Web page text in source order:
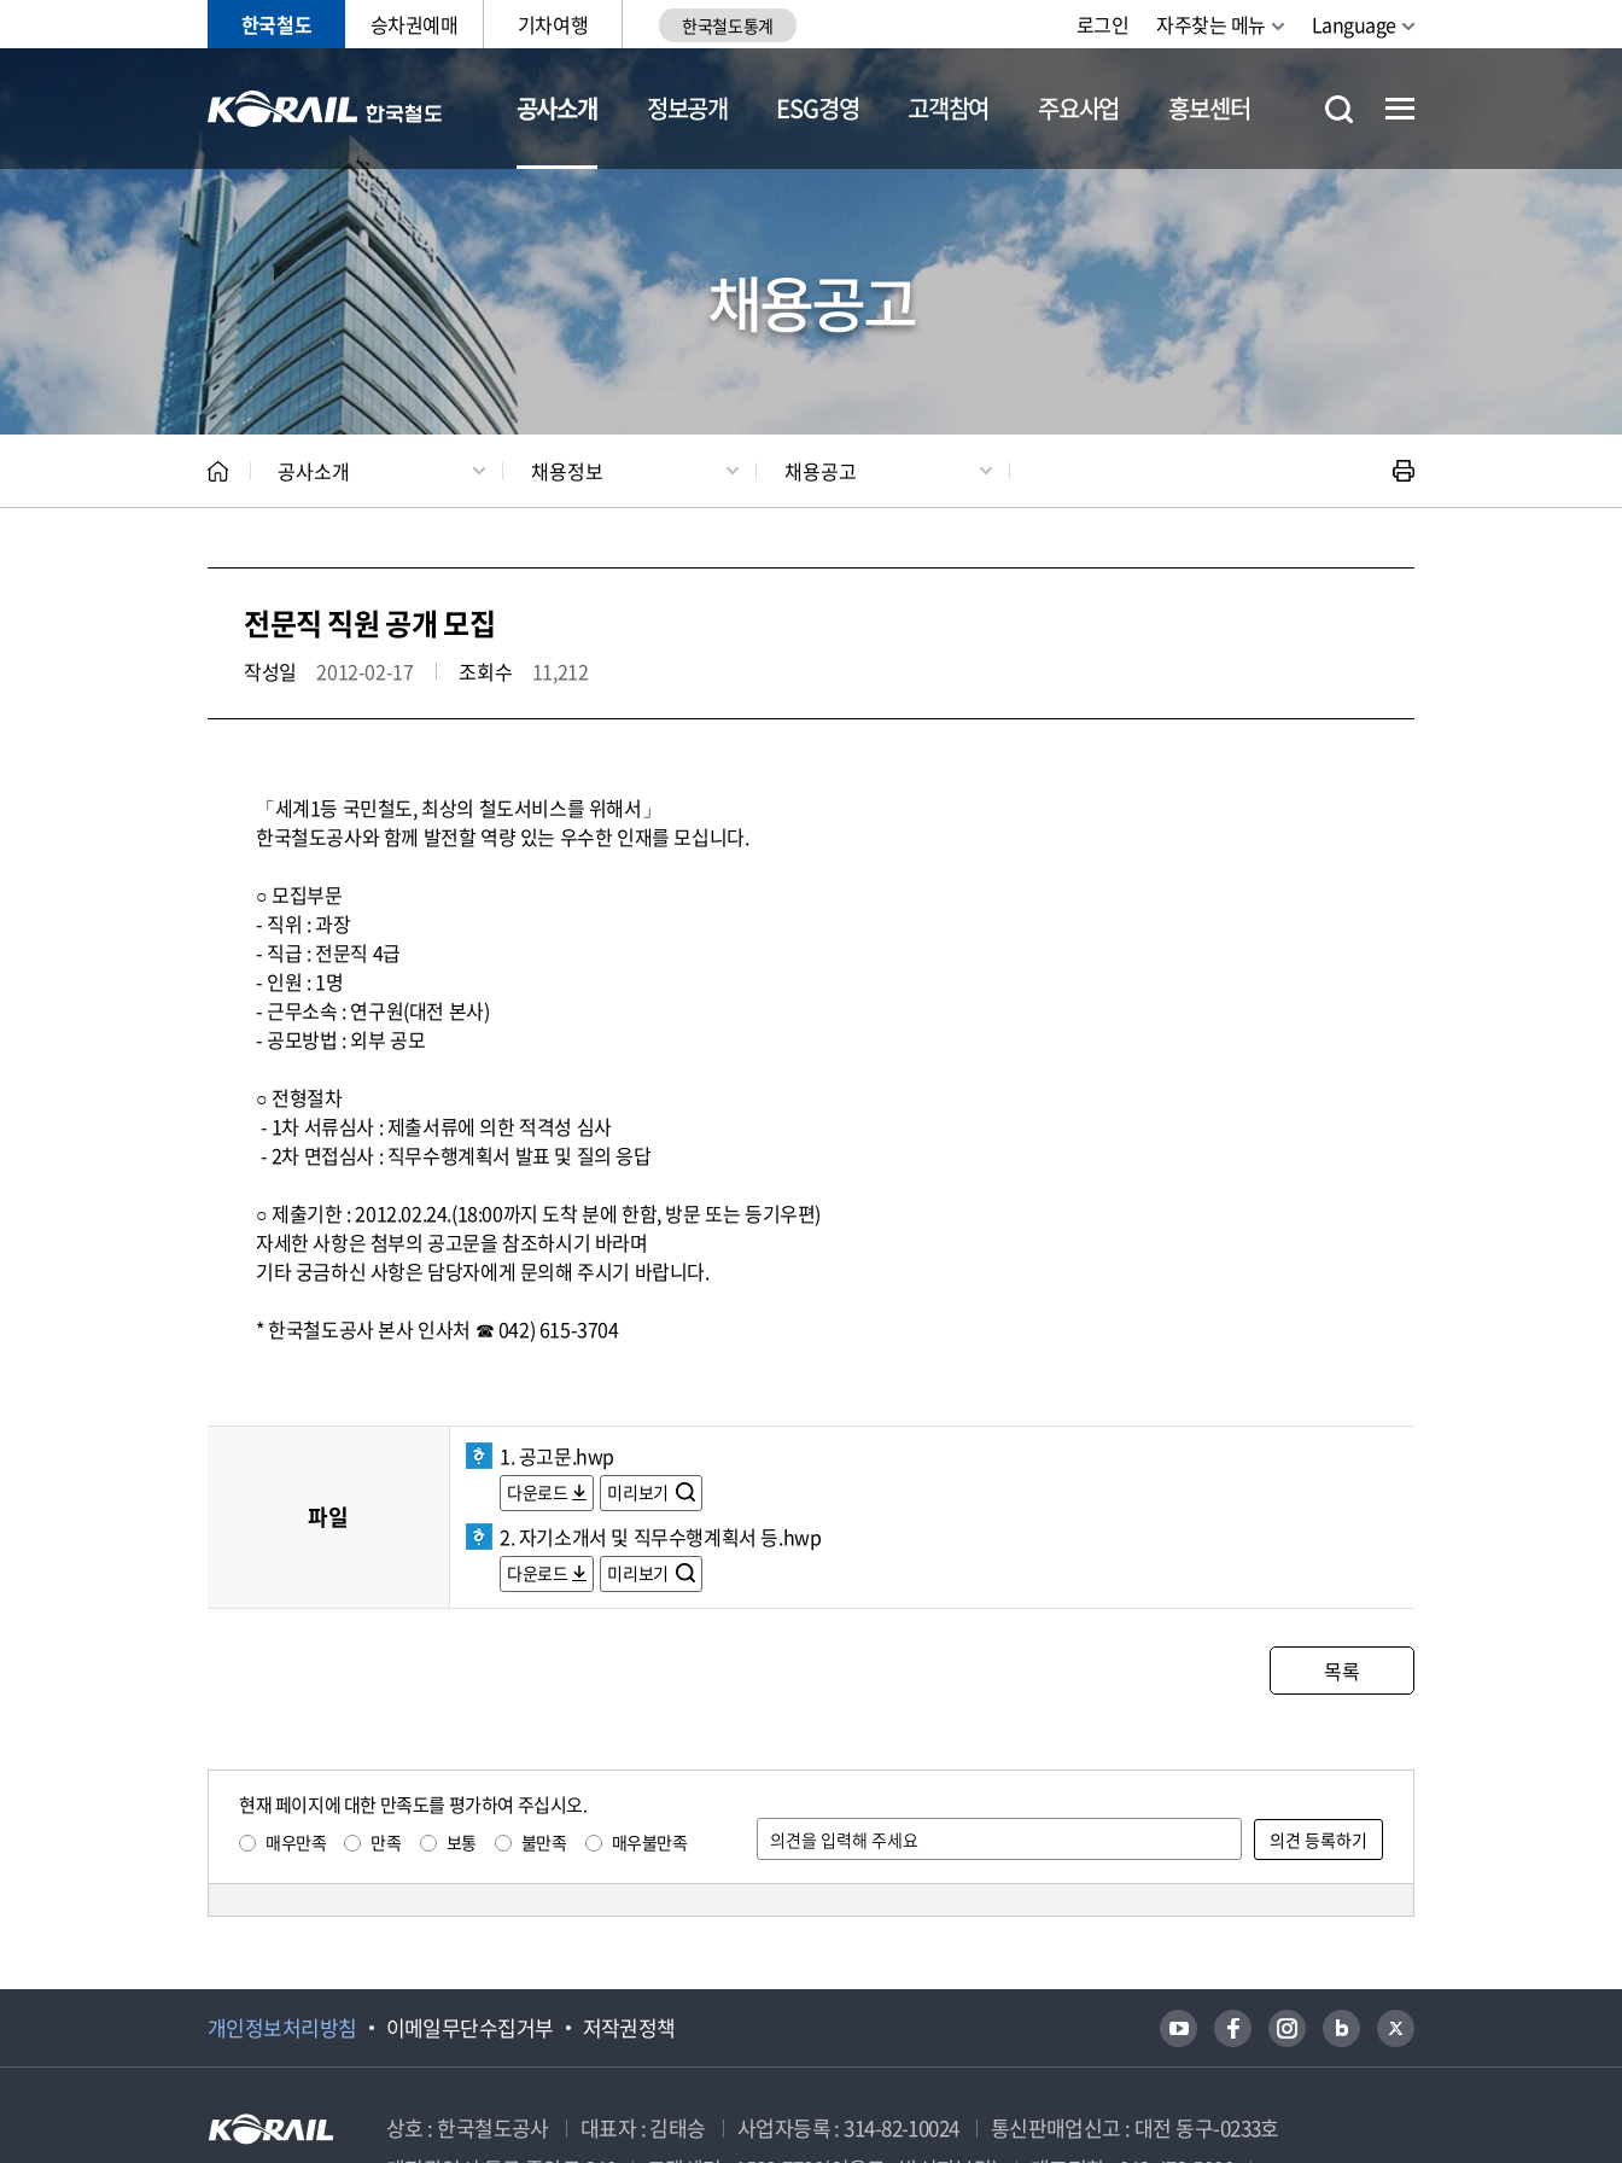
한국철도 승차권예매 기차여행 한국철도통계 로그인 자주찾는 메뉴 Language
공사소개
CEO 일반현황 채용정보
정보공개 ESG경영 고객참여 주요사업 홍보센터
채용공고
공사소개 채용정보 채용공고
전문직 직원 공개 모집
작성일 2012-02-17 조회수 11,212
「세계1등 국민철도, 최상의 철도서비스를 위해서」
한국철도공사와 함께 발전할 역량 있는 우수한 인재를 모십니다.
○ 모집부문
- 직위 : 과장
- 직급 : 전문직 4급
- 인원 : 1명
- 근무소속 : 연구원(대전 본사)
- 공모방법 : 외부 공모
○ 전형절차
- 1차 서류심사 : 제출서류에 의한 적격성 심사
- 2차 면접심사 : 직무수행계획서 발표 및 질의 응답
○ 제출기한 : 2012.02.24.(18:00까지 도착 분에 한함, 방문 또는 등기우편)
자세한 사항은 첨부의 공고문을 참조하시기 바라며
기타 궁금하신 사항은 담당자에게 문의해 주시기 바랍니다.
* 한국철도공사 본사 인사처 ☎ 042) 615-3704
파일
1. 공고문.hwp
다운로드 미리보기
2. 자기소개서 및 직무수행계획서 등.hwp
다운로드 미리보기
목록
현재 페이지에 대한 만족도를 평가하여 주십시오.
매우만족 만족 보통 불만족 매우불만족
개인정보처리방침 이메일무단수집거부 저작권정책
상호 : 한국철도공사 대표자 : 김태승 사업자등록 : 314-82-10024
통신판매업신고 : 대전 동구-0233호